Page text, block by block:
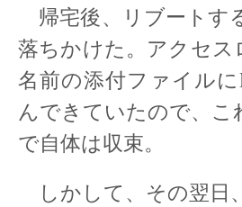
帰宅後、リブートす
落ちかけた。アクセ
名前の添付ファイル
んできていたので、
で自体は収束。
しかして、その翌日